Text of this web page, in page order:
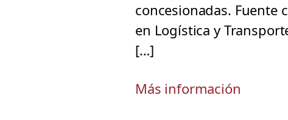
concesionadas. Fuente
en Logística y
[…]
Más información